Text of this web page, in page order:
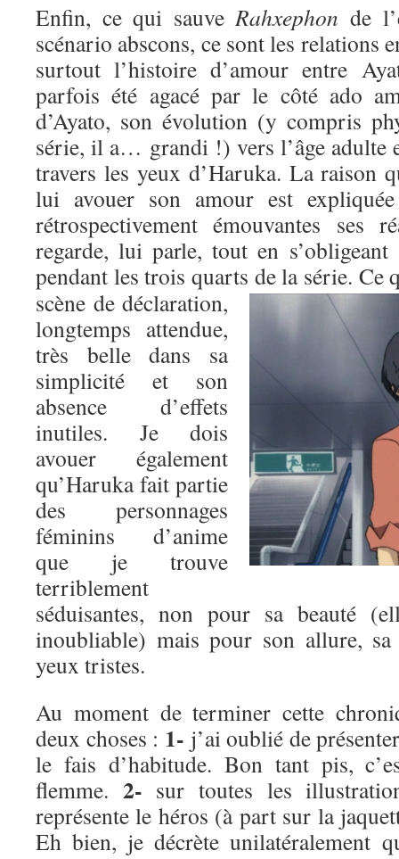
Enfin, ce qui sauveRahxephon de
scénario abscons, ce sont les relations
surtout l’histoire d’amour entre
parfois été agacé par le côté ado
d’Ayato, son évolution (y compris
série, il a… grandi !) vers l’âge adulte
travers les yeux d’Haruka. La raison
lui avouer son amour est
rétrospectivement émouvantes ses
regarde, lui parle, tout en s’obligeant
pendant les trois quarts de la série. Ce
scène de déclaration,
longtemps attendue,
très belle dans sa
simplicité et son
absence d’effets
inutiles. Je dois
avouer également
qu’Haruka fait partie
des personnages
féminins d’anime
que je trouve
terriblement
séduisantes, non pour sa beauté
inoubliable) mais pour son allure,
yeux tristes.
Au moment de terminer cette
deux choses : 1- j’ai oublié de
le fais d’habitude. Bon tant pis,
flemme. 2- sur toutes les
représente le héros (à part sur la
Eh bien, je décrète unilatéralement